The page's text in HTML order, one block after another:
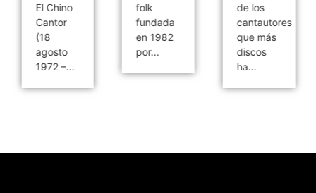
El Chino
Cantor
(18
agosto
1972 –...
folk
fundada
en 1982
por...
de los
cantautores
que más
discos
ha...